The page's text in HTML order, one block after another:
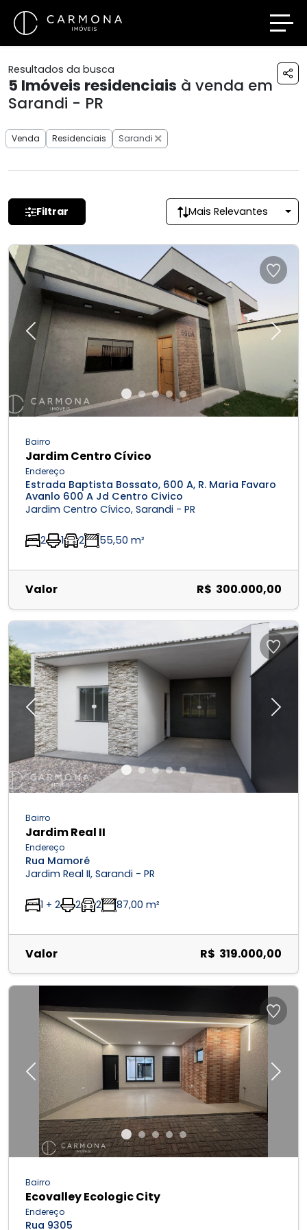
Resultados da busca
5 Imóveis residenciais à venda em
Sarandi - PR
Venda Residenciais Sarandi
Filtrar Mais Relevantes
Previous Next
Bairro
Jardim Centro Cívico
Endereço
Estrada Baptista Bossato, 600 A, R. Maria Favaro
Avanlo 600 A Jd Centro Civico
Jardim Centro Cívico, Sarandi - PR
2 1 2 55,50 m²
Valor R$ 300.000,00
Previous Next
Bairro
Jardim Real II
Endereço
Rua Mamoré
Jardim Real II, Sarandi - PR
1 + 2 2 2 87,00 m²
Valor R$ 319.000,00
Previous Next
Bairro
Ecovalley Ecologic City
Endereço
Rua 9305